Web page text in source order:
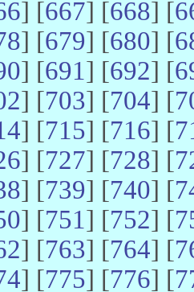
] [667] [668] [
] [679] [680] [
] [691] [692] [
] [703] [704] [
] [715] [716] [
] [727] [728] [
] [739] [740] [
] [751] [752] [
] [763] [764] [
] [775] [776] [